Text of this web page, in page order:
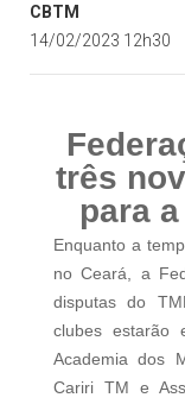
CBTM
14/02/2023 12h30
três
para
Enquanto a
no Ceará, a
disputas do
clubes estarão
Academia dos
Cariri TM e